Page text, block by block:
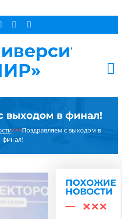
выходом в финал!
×××Поздравляем с выходом в
финал!
ПОХОЖИЕ
НОВОСТИ